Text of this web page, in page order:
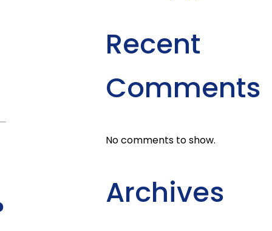
Recent
Comments
No comments to show.
Archives